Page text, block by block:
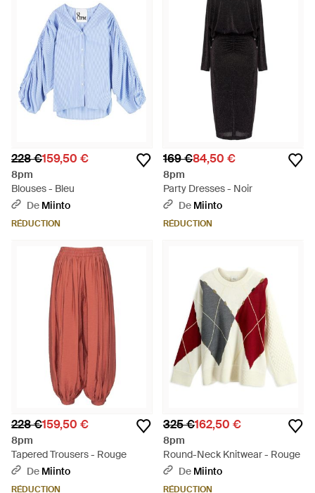
228 €159,50 €
8pm
Blouses - Bleu
De Miinto
RÉDUCTION
169 €84,50 €
8pm
Party Dresses - Noir
De Miinto
RÉDUCTION
228 €159,50 €
8pm
Tapered Trousers - Rouge
De Miinto
RÉDUCTION
325 €162,50 €
8pm
Round-Neck Knitwear - Rouge
De Miinto
RÉDUCTION